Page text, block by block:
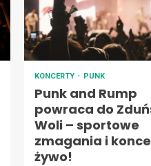
KONCERTY PUNK
Punk and Rump
powraca do
Woli – sportowe
zmagania i
żywo!